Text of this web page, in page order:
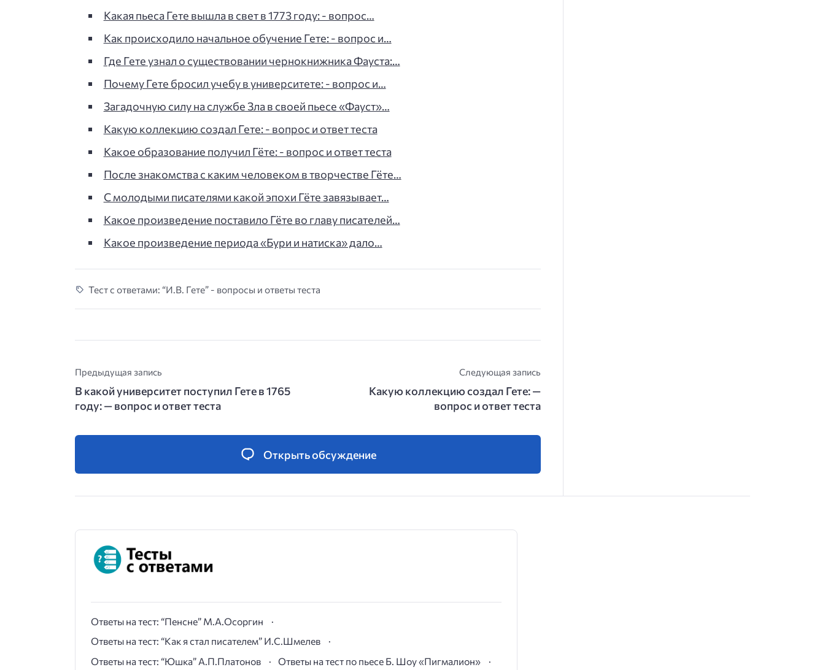
Какая пьеса Гете вышла в свет в 1773 году: - вопрос…
Как происходило начальное обучение Гете: - вопрос и…
Где Гете узнал о существовании чернокнижника Фауста:…
Почему Гете бросил учебу в университете: - вопрос и…
Загадочную силу на службе Зла в своей пьесе «Фауст»…
Какую коллекцию создал Гете: - вопрос и ответ теста
Какое образование получил Гёте: - вопрос и ответ теста
После знакомства с каким человеком в творчестве Гёте…
С молодыми писателями какой эпохи Гёте завязывает…
Какое произведение поставило Гёте во главу писателей…
Какое произведение периода «Бури и натиска» дало…
Тест с ответами: “И.В. Гете” - вопросы и ответы теста
Предыдущая запись
В какой университет поступил Гете в 1765
году: — вопрос и ответ теста
Следующая запись
Какую коллекцию создал Гете: —
вопрос и ответ теста
Открыть обсуждение
Ответы на тест: “Пенсне” М.А.Осоргин
Ответы на тест: “Как я стал писателем” И.С.Шмелев
Ответы на тест: “Юшка” А.П.Платонов
Ответы на тест по пьесе Б. Шоу «Пигмалион»